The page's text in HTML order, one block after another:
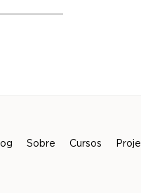
Sobre Cursos